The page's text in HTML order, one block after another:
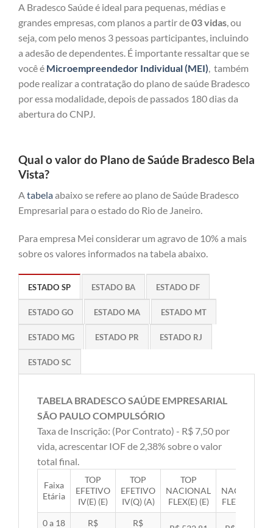
A Bradesco Saúde é ideal para pequenas, médias e
grandes empresas, com planos a partir de03 vidas, ou
seja, com pelo menos 3 pessoas participantes, incluindo
a adesão de dependentes. É importante ressaltar que se
você é Microempreendedor Individual (MEI), também
pode realizar a contratação do plano de saúde Bradesco
por essa modalidade, depois de passados 180 dias da
abertura do CNPJ.
Qual o valor do Plano de Saúde Bradesco Bela
Vista?
Atabelaabaixo se refere ao plano de Saúde Bradesco
Empresarial para o estado do Rio de Janeiro.
Para empresa Mei considerar um agravo de 10% a mais
sobre os valores informados na tabela abaixo.
ESTADO SP ESTADO BA ESTADO DF
ESTADO GO ESTADO MA ESTADO MT
ESTADO MG ESTADO PR ESTADO RJ
ESTADO SC
TABELA BRADESCO SAÚDE EMPRESARIAL
SÃO PAULO COMPULSÓRIO
Taxa de Inscrição: (Por Contrato) - R$ 7,50 por
vida, acrescentar IOF de 2,38% sobre o valor
total final.
Faixa
Etária
TOP
EFETIVO
IV(E) (E)
TOP
EFETIVO
IV(Q) (A)
TOP
NACIONAL
FLEX(E) (E)
NACIONAL
FLEX(Q) (A)
0 a 18 R$ R$